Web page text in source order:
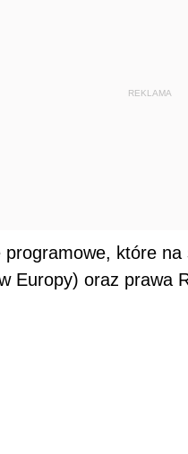
REKLAMA
które
Europy) oraz prawa